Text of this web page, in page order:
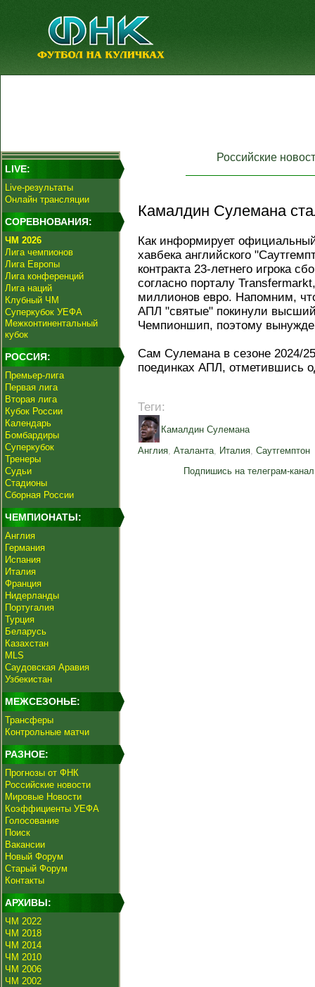
LIVE:
Live-результаты
Онлайн трансляции
СОРЕВНОВАНИЯ:
ЧМ 2026
Лига чемпионов
Лига Европы
Лига конференций
Лига наций
Клубный ЧМ
Суперкубок УЕФА
Межконтинентальный
кубок
РОССИЯ:
Премьер-лига
Первая лига
Вторая лига
Кубок России
Календарь
Бомбардиры
Суперкубок
Тренеры
Судьи
Стадионы
Сборная России
ЧЕМПИОНАТЫ:
Англия
Германия
Испания
Италия
Франция
Нидерланды
Португалия
Турция
Беларусь
Казахстан
MLS
Саудовская Аравия
Узбекистан
МЕЖСЕЗОНЬЕ:
Трансферы
Контрольные матчи
РАЗНОЕ:
Прогнозы от ФНК
Российские новости
Мировые Новости
Коэффициенты УЕФА
Голосование
Поиск
Вакансии
Новый Форум
Старый Форум
Контакты
АРХИВЫ:
ЧМ 2022
ЧМ 2018
ЧМ 2014
ЧМ 2010
ЧМ 2006
ЧМ 2002
Российские
Камалдин Сулемана
Как информирует
хавбека английского
контракта 23-летнего игрока
согласно порталу
миллионов евро. Напомним,
АПЛ "святые" покинули
Чемпионшип, поэтому
Сам Сулемана в сезоне 2024/
поединках АПЛ, отметившись
Теги:
Камалдин Сулемана
Англия, Аталанта, Италия, Саутгемптон
Подпишись на телеграм-